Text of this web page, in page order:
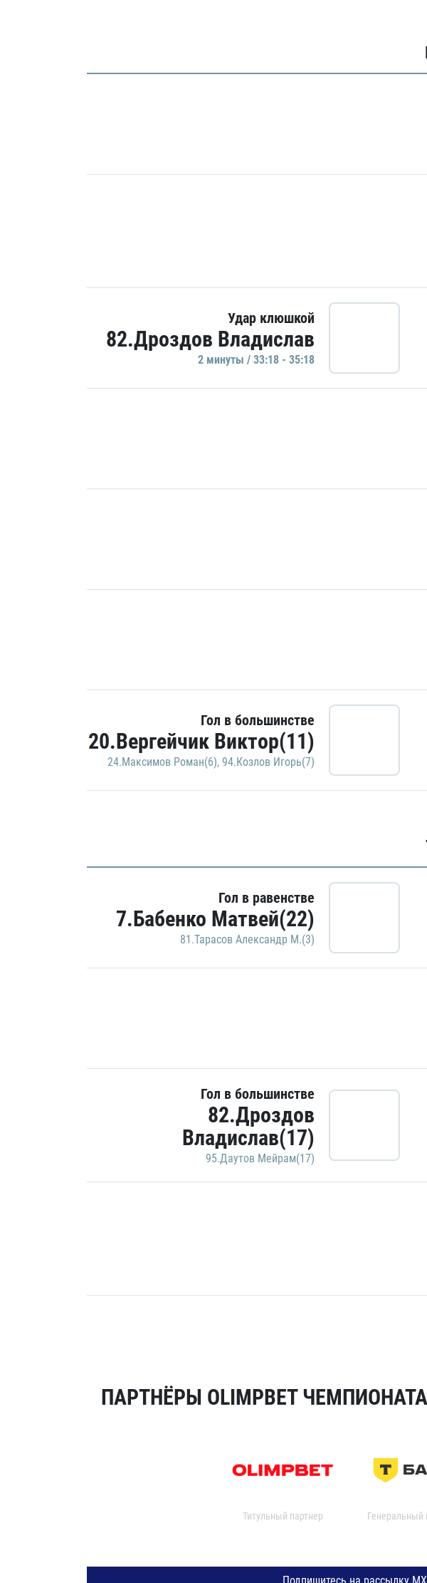
Удар клюшкой
82.Дроздов Владислав
2 минуты / 33:18 - 35:18
Гол в большинстве
20.Вергейчик Виктор(11)
24.Максимов Роман(6), 94.Козлов Игорь(7)
Гол в равенстве
7.Бабенко Матвей(22)
81.Тарасов Александр М.(3)
Гол в большинстве
82.Дроздов
Владислав(17)
95.Даутов Мейрам(17)
ПАРТНЁРЫ OLIMPBET
Титульный партнер Генеральный